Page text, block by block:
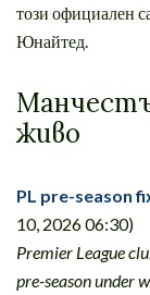
този официален
Юнайтед.
живо
PL pre-season
10, 2026 06:30)
Premier League
pre-season under